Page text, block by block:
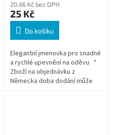
20,66 Kč bez DPH
25 Kč
Do košíku
Elegantní jmenovka pro snadné
a rychlé upevnění na oděvu *
Zboží na objednávku z
Německa doba dodání může